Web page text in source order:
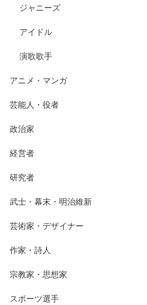
ジャニーズ
アイドル
演歌歌手
アニメ・マンガ
芸能人・役者
政治家
経営者
研究者
武士・幕末・明治維新
芸術家・デザイナー
作家・詩人
宗教家・思想家
スポーツ選手